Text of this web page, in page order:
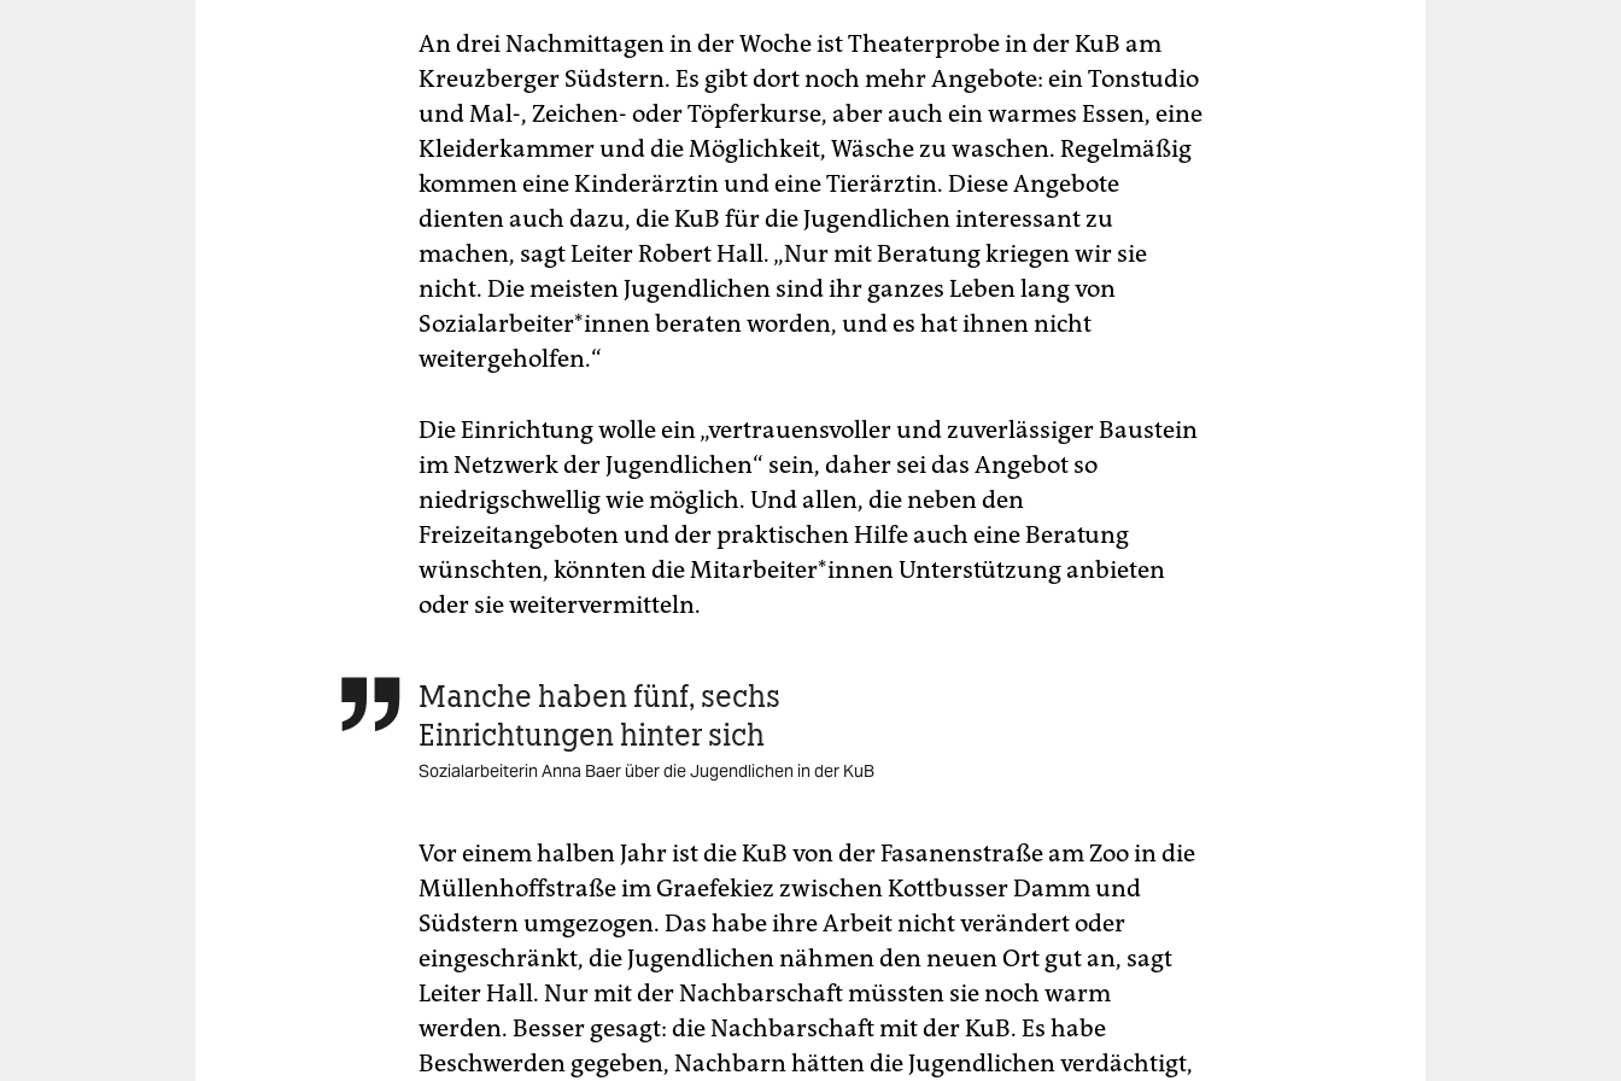
An drei Nachmittagen in der Woche ist Theaterprobe in der KuB am
Kreuzberger Südstern. Es gibt dort noch mehr Angebote: ein Tonstudio
und Mal-, Zeichen- oder Töpferkurse, aber auch ein warmes Essen, eine
Kleiderkammer und die Möglichkeit, Wäsche zu waschen. Regelmäßig
kommen eine Kinderärztin und eine Tierärztin. Diese Angebote
dienten auch dazu, die KuB für die Jugendlichen interessant zu
machen, sagt Leiter Robert Hall. „Nur mit Beratung kriegen wir sie
nicht. Die meisten Jugendlichen sind ihr ganzes Leben lang von
Sozialarbeiter*innen beraten worden, und es hat ihnen nicht
weitergeholfen.“
Die Einrichtung wolle ein „vertrauensvoller und zuverlässiger Baustein
im Netzwerk der Jugendlichen“ sein, daher sei das Angebot so
niedrigschwellig wie möglich. Und allen, die neben den
Freizeitangeboten und der praktischen Hilfe auch eine Beratung
wünschten, könnten die Mitarbeiter*innen Unterstützung anbieten
oder sie weitervermitteln.
 Manche haben fünf, sechs
Einrichtungen hinter sich
Sozialarbeiterin Anna Baer über die Jugendlichen in der KuB
Vor einem halben Jahr ist die KuB von der Fasanenstraße am Zoo in die
Müllenhoffstraße im Graefekiez zwischen Kottbusser Damm und
Südstern umgezogen. Das habe ihre Arbeit nicht verändert oder
eingeschränkt, die Jugendlichen nähmen den neuen Ort gut an, sagt
Leiter Hall. Nur mit der Nachbarschaft müssten sie noch warm
werden. Besser gesagt: die Nachbarschaft mit der KuB. Es habe
Beschwerden gegeben, Nachbarn hätten die Jugendlichen verdächtigt,